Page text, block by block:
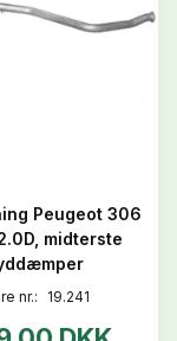
Peugeot 306
midterste
nr.: 19.241